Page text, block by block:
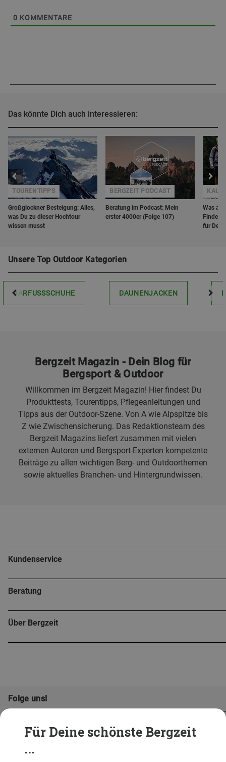
Für Deine schönste Bergzeit
...
0 KOMMENTARE
Das könnte Dich auch interessieren:
Großglockner Besteigung: Alles,
was Du zu dieser Hochtour
wissen musst
TOURENTIPPS
Beratung im Podcast: Mein
erster 4000er (Folge 107)
BERGZEIT PODCAST
Was
Finde
für
Unsere Top Outdoor Kategorien
BARFUSSSCHUHE DAUNENJACKEN
Bergzeit Magazin - Dein Blog für
Bergsport & Outdoor
Willkommen im Bergzeit Magazin! Hier findest Du
Produkttests, Tourentipps, Pflegeanleitungen und
Tipps aus der Outdoor-Szene. Von A wie Alpspitze bis
Z wie Zwischensicherung. Das Redaktionsteam des
Bergzeit Magazins liefert zusammen mit vielen
externen Autoren und Bergsport-Experten kompetente
Beiträge zu allen wichtigen Berg- und Outdoorthemen
sowie aktuelles Branchen- und Hintergrundwissen.
Kundenservice
Beratung
Über Bergzeit
Folge uns!